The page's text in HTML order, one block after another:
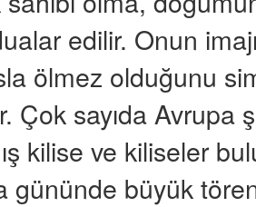
edilir. Onun
ölmez olduğunu
Çok sayıda Avrupa
kilise ve kiliseler
büyük